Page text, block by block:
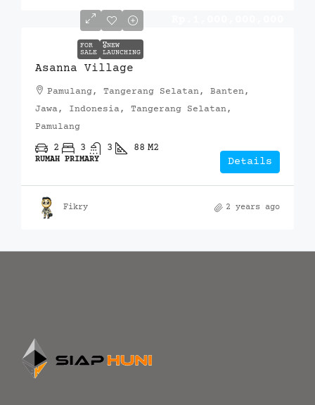
FOR
SALE
🎖️NEW
LAUNCHING
Asanna Village
Pamulang, Tangerang Selatan, Banten,
Jawa, Indonesia, Tangerang Selatan,
Pamulang
2 3 3 88 M2
RUMAH PRIMARY Details
Fikry 2 years ago